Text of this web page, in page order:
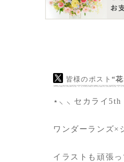
皆様のポスト“
⋆⸜ ⸜ セカライ5th
ワンダーランズ×
イラストも頑張